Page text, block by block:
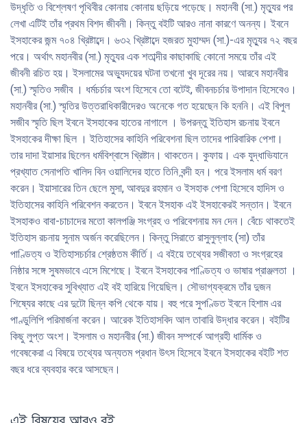
উদ্ধৃতি ও বিশ্লেষণ পৃথিবীর কোনায় কোনায় ছড়িয়ে পড়েছে। মহানবী (সা.) মৃত্যুর পর
লেখা এটিই তাঁর প্রথম বিশদ জীবনী। কিন্তু বইটি আরও নানা কারণে অনন্য। ইবনে
ইসহাকের জন্ম ৭০৪ খ্রিষ্টাব্দে। ৬৩২ খ্রিষ্টাব্দে হজরত মুহাম্মদ (সা.)-এর মৃত্যুর ৭২ বছর
পরে। অর্থাৎ মহানবীর (সা.) মৃত্যুর এক শতাব্দীর কাছাকাছি কোনাে সময়ে তাঁর এই
জীবনী রচিত হয়। ইসলামের অভু্যদয়ের ঘটনা তখনাে খুব দূরের নয়। আরবে মহানবীর
(সা.) স্মৃতিও সজীব । ধৰ্মচর্চার অংশ হিসেবে তাে বটেই, জীবনচর্চার উপাদান হিসেবেও।
মহানবীর (সা.) স্মৃতির উত্তরাধিকারীদেরও অনেকে গত হয়েছেন কি হননি। এই বিপুল
সজীব স্মৃতি ছিল ইবনে ইসহাকের হাতের নাগালে । উপরন্তু ইতিহাস রচনায় ইবনে
ইসহাকের দীক্ষা ছিল । ইতিহাসের কাহিনি পরিবেশনা ছিল তাদের পারিবারিক পেশা।
তার দাদা ইয়াসার ছিলেন ধর্মবিশ্বাসে খ্রিষ্টান। থাকতেন। কুফায়। এক যুদ্ধাভিযানে
প্রখ্যাত সেনাপতি খালিদ বিন ওয়ালিদের হাতে তিনি বন্দী হন। পরে ইসলাম ধর্ম বরণ
করেন। ইয়াসারের তিন ছেলে মুসা, আবদুর রহমান ও ইসহাক পেশা হিসেবে হাদিস ও
ইতিহাসের কাহিনি পরিবেশন করতেন। ইবনে ইসহাক এই ইসহাকেরই সন্তান। ইবনে
ইসহাকও বাবা-চাচাদের মতো কালপঞ্জি সংগ্রহ ও পরিবেশনায় মন দেন। বেঁচে থাকতেই
ইতিহাস রচনায় সুনাম অর্জন করেছিলেন। কিন্তু সিরাতে রাসুলুল্লাহ (সা) তাঁর
পাণ্ডিত্য ও ইতিহাসচর্চার শ্রেষ্ঠতম কীর্তি। এ বইয়ে তথ্যের সজীবতা ও সংগ্রহের
নিষ্ঠার সঙ্গে সুষমভাবে এসে মিশেছে। ইবনে ইসহাকের পাণ্ডিত্য ও ভাষার প্রাঞ্জলতা ।
ইবনে ইসহাকের সুবিখ্যাত এই বই হারিয়ে গিয়েছিল। সৌভাগ্যক্রমে তাঁর দুজন
শিষ্যের কাছে এর দুটাে ছিন্ন কপি থেকে যায়। বহু পরে সুপণ্ডিত ইবনে হিশাম এর
পাণ্ডুলিপি পরিমার্জনা করেন। আরেক ইতিহাসবিদ আল তাবারি উদ্ধার করেন। বইটির
কিছু লুপ্ত অংশ। ইসলাম ও মহানবীর (সা.) জীবন সম্পর্কে আগ্রহী ধাৰ্মিক ও
গবেষকেরা এ বিষয়ে তথ্যের অন্যতম প্রধান উৎস হিসেবে ইবনে ইসহাকের বইটি শত
বছর ধরে ব্যবহার করে আসছেন।